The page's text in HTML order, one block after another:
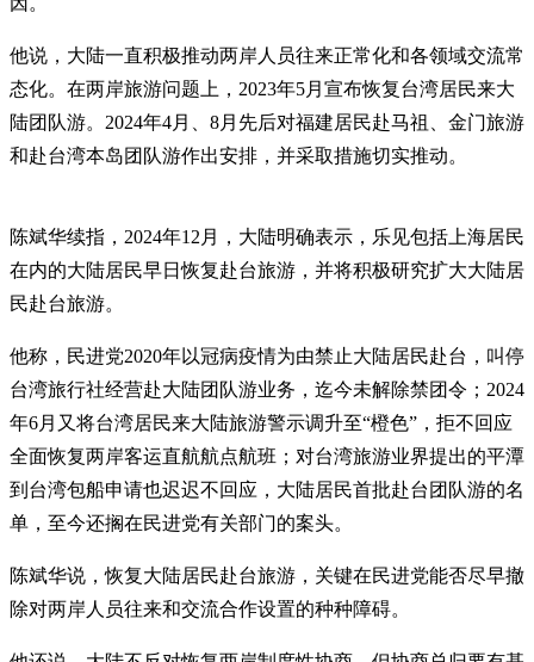
他说，大陆一直积极推动两岸人员往来正常化和各领域交流常
态化。在两岸旅游问题上，2023年5月宣布恢复台湾居民来大
陆团队游。2024年4月、8月先后对福建居民赴马祖、金门旅游
和赴台湾本岛团队游作出安排，并采取措施切实推动。
陈斌华续指，2024年12月，大陆明确表示，乐见包括上海居民
在内的大陆居民早日恢复赴台旅游，并将积极研究扩大大陆居
民赴台旅游。
他称，民进党2020年以冠病疫情为由禁止大陆居民赴台，叫停
台湾旅行社经营赴大陆团队游业务，迄今未解除禁团令；2024
年6月又将台湾居民来大陆旅游警示调升至“橙色”，拒不回应
全面恢复两岸客运直航航点航班；对台湾旅游业界提出的平潭
到台湾包船申请也迟迟不回应，大陆居民首批赴台团队游的名
单，至今还搁在民进党有关部门的案头。
陈斌华说，恢复大陆居民赴台旅游，关键在民进党能否尽早撤
除对两岸人员往来和交流合作设置的种种障碍。